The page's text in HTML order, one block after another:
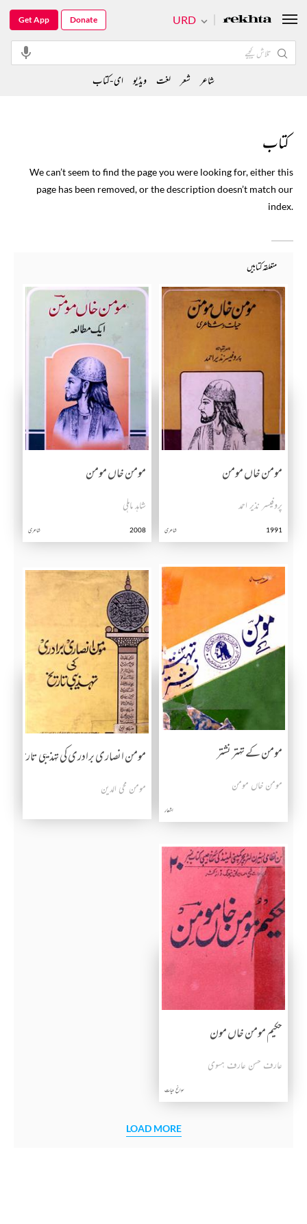
کتاب
We can’t seem to find the page you were looking for, either this
page has been removed, or the description doesn’t match our
index.
متعلقہ کتابیں
مومن خاں مومن
پروفیسر نذیر احمد
1991 شاعری
مومن خاں مومن
شاہد ماہلی
2008 شاعری
مومن کے تہتر نشتر
مومن خاں مومن
اشعار
مومن انصاری برادری کی تہذیبی تاریخ
مومن محی الدین
حکیم مومن خاں مون
عارف حسن عارف ہسوی
سوانح حیات
LOAD MORE
URD
Get App Donate
شاعر شعر لغت ویڈیو ای-کتاب